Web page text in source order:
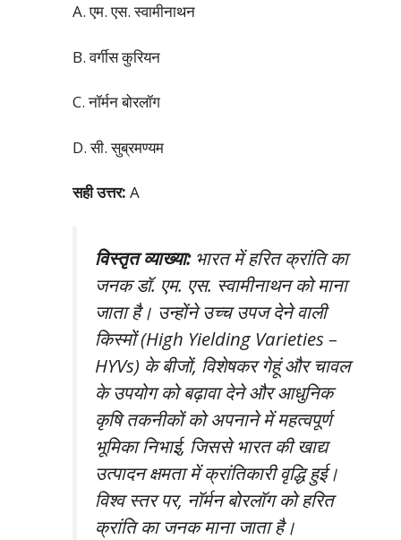
A. एम. एस. स्वामीनाथन
B. वर्गीस कुरियन
C. नॉर्मन बोरलॉग
D. सी. सुब्रमण्यम
सही उत्तर: A
विस्तृत व्याख्या:भारत में हरित क्रांति का
जनक डॉ. एम. एस. स्वामीनाथन को माना
जाता है। उन्होंने उच्च उपज देने वाली
किस्मों (High Yielding Varieties –
HYVs) के बीजों, विशेषकर गेहूं और चावल
के उपयोग को बढ़ावा देने और आधुनिक
कृषि तकनीकों को अपनाने में महत्वपूर्ण
भूमिका निभाई, जिससे भारत की खाद्य
उत्पादन क्षमता में क्रांतिकारी वृद्धि हुई।
विश्व स्तर पर, नॉर्मन बोरलॉग को हरित
क्रांति का जनक माना जाता है।